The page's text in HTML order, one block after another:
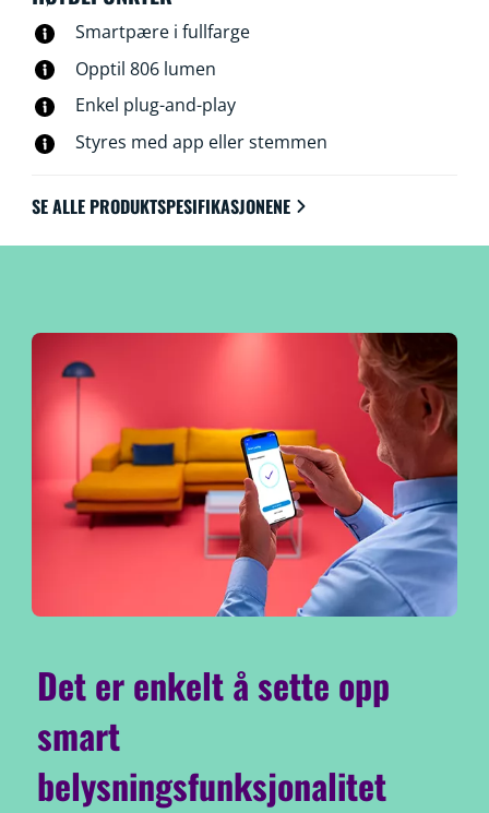
Smartpære i fullfarge
Opptil 806 lumen
Enkel plug-and-play
Styres med app eller stemmen
SE ALLE PRODUKTSPESIFIKASJONENE
Det er enkelt å sette opp
smart
belysningsfunksjonalitet